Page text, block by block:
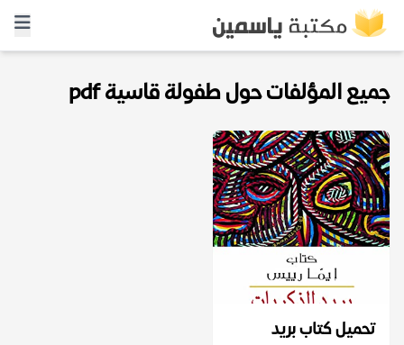
جميع المؤلفات حول طفولة قاسية pdf
تحميل كتاب بريد